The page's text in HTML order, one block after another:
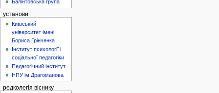
Балінтовська група
установи
Київський
університет імені
Бориса Грінченка
Інститут психології і
соціальної педагогіки
Педагогічний інститут
НПУ ім.Драгоманова
редколегія віснику